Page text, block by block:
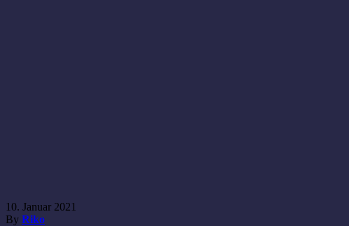
10. Januar 2021
By Riko